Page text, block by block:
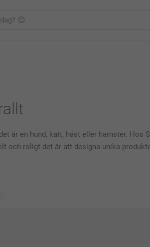
är en hund, katt, häst eller hamster.
och roligt det är att designa unika